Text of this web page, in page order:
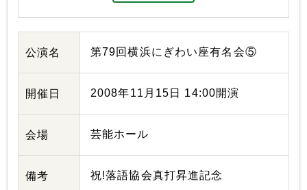
公演名 第79回横浜にぎわい座有名会⑤
開催日 2008年11月15日 14:00開演
会場 芸能ホール
備考 祝!落語協会真打昇進記念